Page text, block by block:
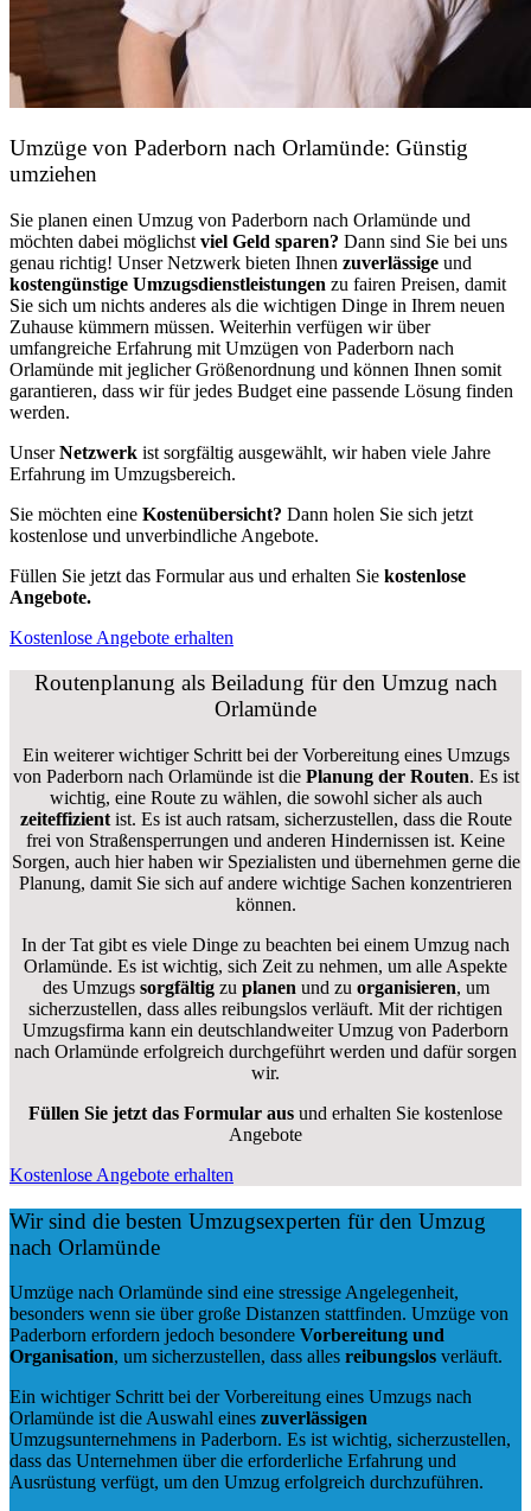
Umzüge von Paderborn nach Orlamünde: Günstig
umziehen
Sie planen einen Umzug von Paderborn nach Orlamünde und
möchten dabei möglichst viel Geld sparen? Dann sind Sie bei uns
genau richtig! Unser Netzwerk bieten Ihnen zuverlässige und
kostengünstige Umzugsdienstleistungen zu fairen Preisen, damit
Sie sich um nichts anderes als die wichtigen Dinge in Ihrem neuen
Zuhause kümmern müssen. Weiterhin verfügen wir über
umfangreiche Erfahrung mit Umzügen von Paderborn nach
Orlamünde mit jeglicher Größenordnung und können Ihnen somit
garantieren, dass wir für jedes Budget eine passende Lösung finden
werden.
UnserNetzwerk ist sorgfältig ausgewählt, wir haben viele Jahre
Erfahrung im Umzugsbereich.
Sie möchten eine Kostenübersicht? Dann holen Sie sich jetzt
kostenlose und unverbindliche Angebote.
Füllen Sie jetzt das Formular aus und erhalten Sie kostenlose
Angebote.
Kostenlose Angebote erhalten
Routenplanung als Beiladung für den Umzug nach
Orlamünde
Ein weiterer wichtiger Schritt bei der Vorbereitung eines Umzugs
von Paderborn nach Orlamünde ist diePlanung der Routen. Es ist
wichtig, eine Route zu wählen, die sowohl sicher als auch
zeiteffizientist. Es ist auch ratsam, sicherzustellen, dass die Route
frei von Straßensperrungen und anderen Hindernissen ist. Keine
Sorgen, auch hier haben wir Spezialisten und übernehmen gerne die
Planung, damit Sie sich auf andere wichtige Sachen konzentrieren
können.
In der Tat gibt es viele Dinge zu beachten bei einem Umzug nach
Orlamünde. Es ist wichtig, sich Zeit zu nehmen, um alle Aspekte
des Umzugs sorgfältigzu planen und zu organisieren, um
sicherzustellen, dass alles reibungslos verläuft. Mit der richtigen
Umzugsfirma kann ein deutschlandweiter Umzug von Paderborn
nach Orlamünde erfolgreich durchgeführt werden und dafür sorgen
wir.
Füllen Sie jetzt das Formular aus und erhalten Sie kostenlose
Angebote
Kostenlose Angebote erhalten
Wir sind die besten Umzugsexperten für den Umzug
nach Orlamünde
Umzüge nach Orlamünde sind eine stressige Angelegenheit,
besonders wenn sie über große Distanzen stattfinden. Umzüge von
Paderborn erfordern jedoch besondere Vorbereitung und
Organisation, um sicherzustellen, dass alles reibungslos verläuft.
Ein wichtiger Schritt bei der Vorbereitung eines Umzugs nach
Orlamünde ist die Auswahl eines zuverlässigen
Umzugsunternehmens in Paderborn. Es ist wichtig, sicherzustellen,
dass das Unternehmen über die erforderliche Erfahrung und
Ausrüstung verfügt, um den Umzug erfolgreich durchzuführen.